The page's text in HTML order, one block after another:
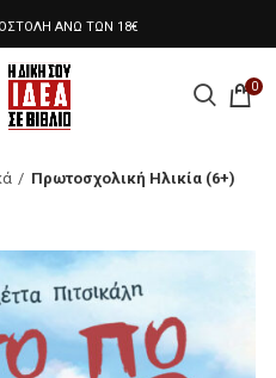
ΑΝΩ ΤΩΝ 18€
0
Πρωτοσχολική Ηλικία (6+)